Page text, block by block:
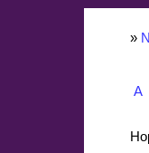
»
A